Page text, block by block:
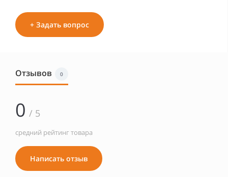
+ Задать вопрос
Отзывов 0
0 / 5
средний рейтинг товара
Написать отзыв